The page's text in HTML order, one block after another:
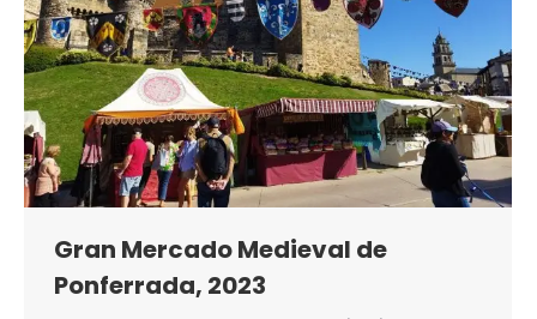
Gran Mercado Medieval de
Ponferrada, 2023